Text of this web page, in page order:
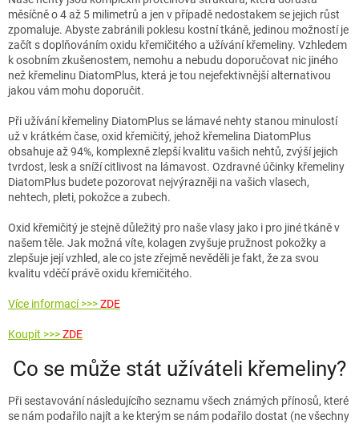
měsíčně o 4 až 5 milimetrů a jen v případě nedostakem se jejich růst
zpomaluje. Abyste zabránili poklesu kostní tkáně, jedinou možností je
začít s doplňováním oxidu křemičitého a užívání křemeliny. Vzhledem
k osobním zkušenostem, nemohu a nebudu doporučovat nic jiného
než křemelinu DiatomPlus, která je tou nejefektivnější alternativou
jakou vám mohu doporučit.
Při užívání křemeliny DiatomPlus se lámavé nehty stanou minulostí
už v krátkém čase, oxid křemičitý, jehož křemelina DiatomPlus
obsahuje až 94%, komplexně zlepší kvalitu vašich nehtů, zvýší jejich
tvrdost, lesk a sníží citlivost na lámavost. Ozdravné účinky křemeliny
DiatomPlus budete pozorovat nejvýrazněji na vašich vlasech,
nehtech, pleti, pokožce a zubech.
Oxid křemičitý je stejně důležitý pro naše vlasy jako i pro jiné tkáně v
našem těle. Jak možná víte, kolagen zvyšuje pružnost pokožky a
zlepšuje její vzhled, ale co jste zřejmě nevěděli je fakt, že za svou
kvalitu vděčí právě oxidu křemičitého.
Více informací >>>ZDE
Koupit >>>ZDE
Co se může stát užíváteli křemeliny?
Při sestavování následujícího seznamu všech známých přínosů, které
se nám podařilo najít a ke kterým se nám podařilo dostat (ne všechny